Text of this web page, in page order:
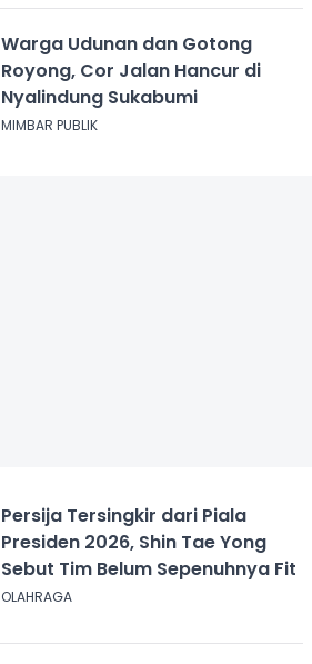
Warga Udunan dan Gotong
Royong, Cor Jalan Hancur di
Nyalindung Sukabumi
MIMBAR PUBLIK
Persija Tersingkir dari Piala
Presiden 2026, Shin Tae Yong
Sebut Tim Belum Sepenuhnya Fit
OLAHRAGA